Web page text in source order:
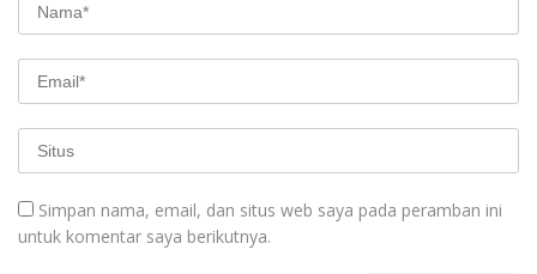
Simpan nama, email, dan situs web saya pada peramban ini
untuk komentar saya berikutnya.